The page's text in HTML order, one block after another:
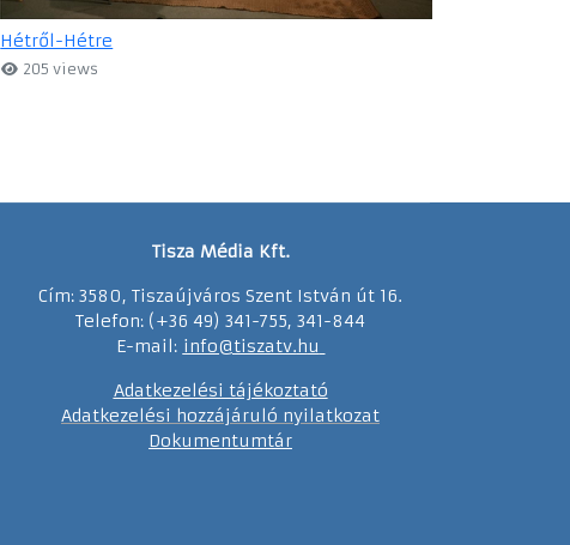
Hétről-Hétre
205 views
Tisza Média Kft.
Cím: 3580, Tiszaújváros Szent István út 16.
Telefon: (+36 49) 341-755, 341-844
E-mail: info@tiszatv.hu
Adatkezelési tájékoztató
Adatkezelési hozzájáruló nyilatkozat
Dokumentumtár